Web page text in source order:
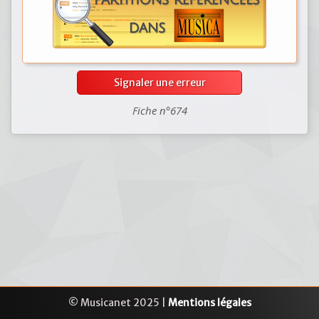
Signaler une erreur
Fiche n°674
© Musicanet 2025 | Mentions légales